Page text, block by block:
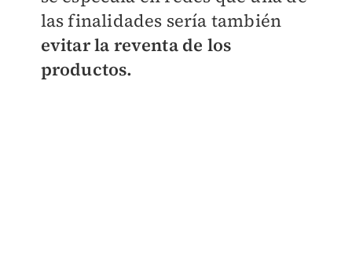
las finalidades sería también
evitar la reventa de los
productos.